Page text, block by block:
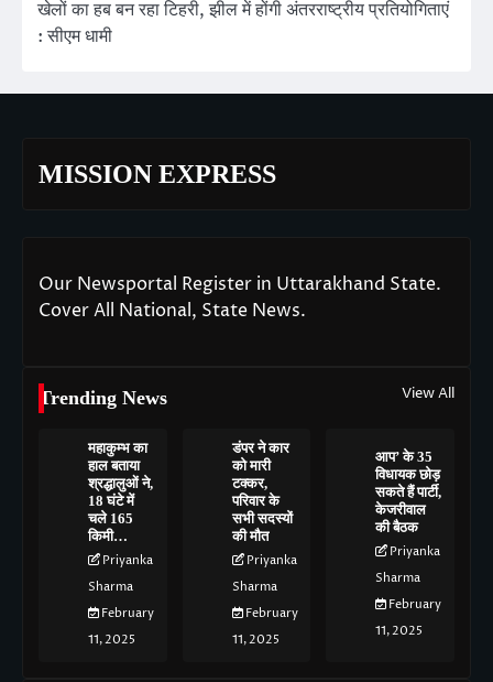
खेलों का हब बन रहा टिहरी, झील में होंगी अंतरराष्ट्रीय प्रतियोगिताएं
: सीएम धामी
MISSION EXPRESS
Our Newsportal Register in Uttarakhand State.
Cover All National, State News.
Trending News View All
महाकुम्भ का
हाल बताया
श्रद्धालुओं ने,
18 घंटे में
चले 165
किमी…
Priyanka
Sharma
February
11, 2025
डंपर ने कार
को मारी
टक्कर,
परिवार के
सभी सदस्यों
की मौत
Priyanka
Sharma
February
11, 2025
आप’ के 35
विधायक छोड़
सकते हैं पार्टी,
केजरीवाल
की बैठक
Priyanka
Sharma
February
11, 2025